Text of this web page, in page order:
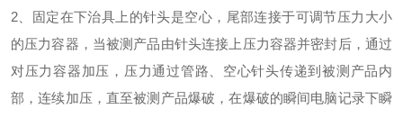
2、固定在下治具上的针头是空心，尾部连接于可调节压力大小
的压力容器，当被测产品由针头连接上压力容器并密封后，通过
对压力容器加压，压力通过管路、空心针头传递到被测产品内
部，连续加压，直至被测产品爆破，在爆破的瞬间电脑记录下瞬